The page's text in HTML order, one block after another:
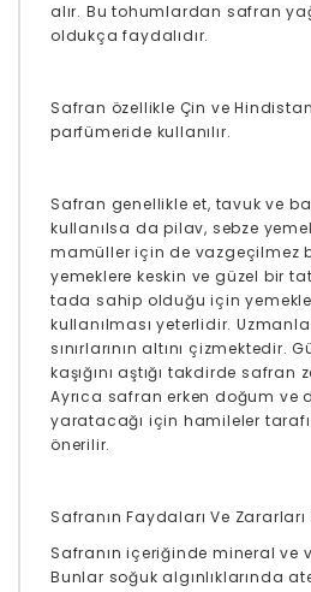
alır. Bu tohumlardan safran
oldukça faydalıdır.
Safran özellikle Çin ve
parfümeride kullanılır.
Safran genellikle et, tavuk ve
kullanılsa da pilav, sebze
mamüller için de vazgeçilmez
yemeklere keskin ve güzel bir
tada sahip olduğu için
kullanılması yeterlidir.
sınırlarının altını çizmektedir.
kaşığını aştığı takdirde
Ayrıca safran erken doğum ve
yaratacağı için hamileler
önerilir.
Safranın Faydaları Ve Zararları
Safranın içeriğinde mineral ve
Bunlar soğuk algınlıklarında